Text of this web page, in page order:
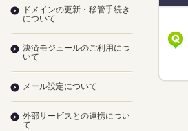
ドメインの更新・移管手続き
について
決済モジュールのご利用につ
いて
メール設定について
外部サービスとの連携につい
て